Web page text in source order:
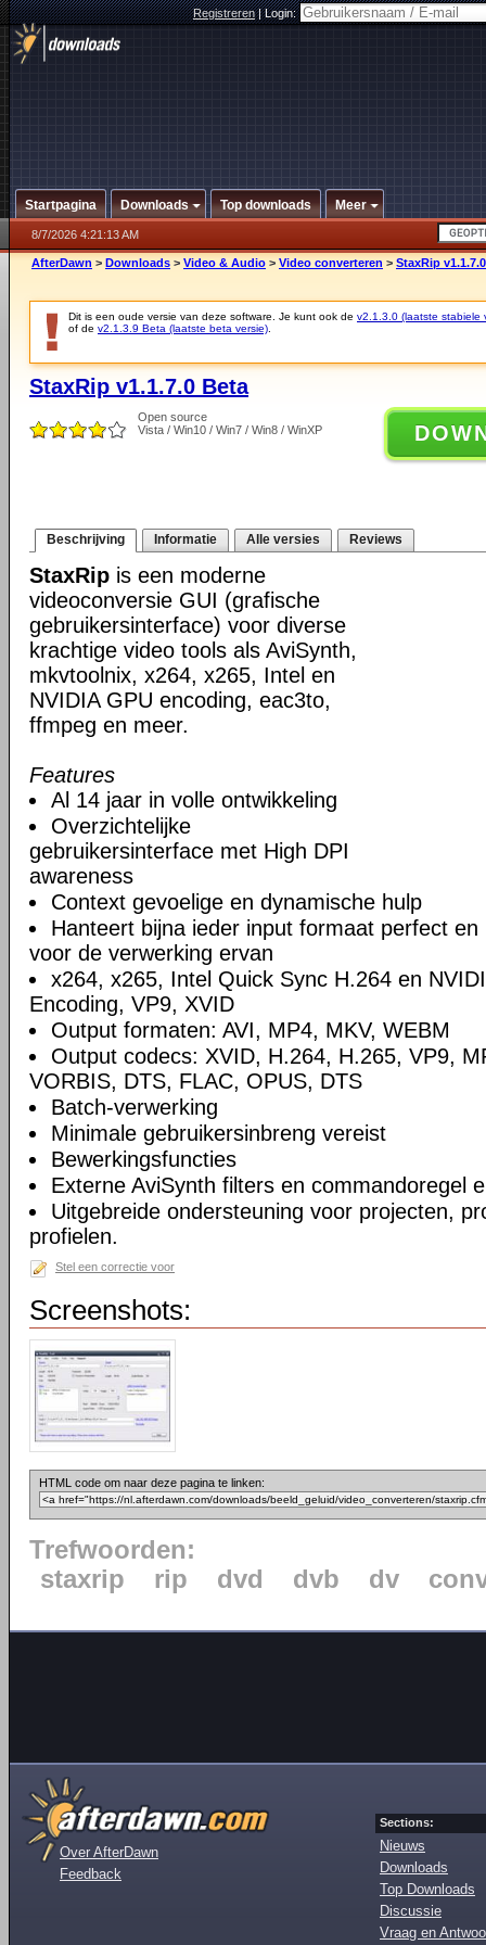
Registreren|Login:
Startpagina Downloads Top downloads Meer
8/7/2026 4:21:13 AM
AfterDawn > Downloads > Video & Audio > Video converteren > StaxRip
Dit is een oude versie van deze software. Je kunt ook de v2.1.3.0 (laatste stabiele
of de v2.1.3.9 Beta (laatste beta versie)
StaxRip v1.1.7.0 Beta
Open source
Vista / Win10 / Win7 / Win8 / WinXP
Beschrijving Informatie Alle versies Reviews
StaxRip is een moderne
videoconversie GUI (grafische
gebruikersinterface) voor diverse
krachtige video tools als AviSynth,
mkvtoolnix, x264, x265, Intel en
NVIDIA GPU encoding, eac3to,
ffmpeg en meer.
Features
Al 14 jaar in volle ontwikkeling
Overzichtelijke
gebruikersinterface met High DPI
awareness
Context gevoelige en dynamische hulp
Hanteert bijna ieder input formaat perfect
voor de verwerking ervan
x264, x265, Intel Quick Sync H.264 en
Encoding, VP9, XVID
Output formaten: AVI, MP4, MKV, WEBM
Output codecs: XVID, H.264, H.265, VP9,
VORBIS, DTS, FLAC, OPUS, DTS
Batch-verwerking
Minimale gebruikersinbreng vereist
Bewerkingsfuncties
Externe AviSynth filters en commandoregel
Uitgebreide ondersteuning voor projecten,
profielen.
Stel een correctie voor
Screenshots:
HTML code om naar deze pagina te linken:
Trefwoorden:
staxrip
rip dvd dvb dv
Over AfterDawn
Feedback
Sections:
Nieuws
Downloads
Top Downloads
Discussie
Vraag en